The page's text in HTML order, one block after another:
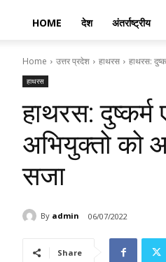
HOME देश अंतर्राष्ट्रीय
Home उत्तर प्रदेश हाथरस हाथरस:
हाथरस
हाथरस:
अभियुक्तो को
सजा
By admin 06/07/2022
Share